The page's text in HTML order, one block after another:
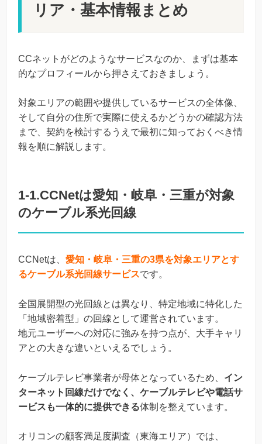
リア・基本情報まとめ
CCネットがどのようなサービスなのか、まずは基本
的なプロフィールから押さえておきましょう。
対象エリアの範囲や提供しているサービスの全体像、
そして自分の住所で実際に使えるかどうかの確認方法
まで、契約を検討するうえで最初に知っておくべき情
報を順に解説します。
1-1.CCNetは愛知・岐阜・三重が対象
のケーブル系光回線
CCNetは、 愛知・岐阜・三重の3県を対象エリアとす
るケーブル系光回線サービスです。
全国展開型の光回線とは異なり、特定地域に特化した
「地域密着型」の回線として運営されています。
地元ユーザーへの対応に強みを持つ点が、大手キャリ
アとの大きな違いといえるでしょう。
ケーブルテレビ事業者が母体となっているため、 イン
ターネット回線だけでなく、ケーブルテレビや電話サ
ービスも一体的に提供できる体制を整えています。
オリコンの顧客満足度調査（東海エリア）では、